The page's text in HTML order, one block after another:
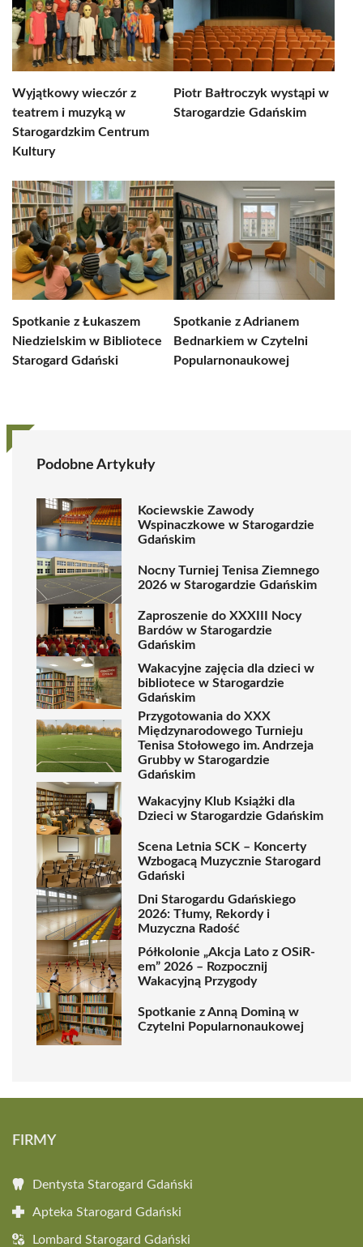
Wyjątkowy wieczór z
teatrem i muzyką w
Starogardzkim Centrum
Kultury
Piotr Bałtroczyk wystąpi w
Starogardzie Gdańskim
Spotkanie z Łukaszem
Niedzielskim w Bibliotece
Starogard Gdański
Spotkanie z Adrianem
Bednarkiem w Czytelni
Popularnonaukowej
Podobne Artykuły
Kociewskie Zawody
Wspinaczkowe w Starogardzie
Gdańskim
Nocny Turniej Tenisa Ziemnego
2026 w Starogardzie Gdańskim
Zaproszenie do XXXIII Nocy
Bardów w Starogardzie
Gdańskim
Wakacyjne zajęcia dla dzieci w
bibliotece w Starogardzie
Gdańskim
Przygotowania do XXX
Międzynarodowego Turnieju
Tenisa Stołowego im. Andrzeja
Grubby w Starogardzie
Gdańskim
Wakacyjny Klub Książki dla
Dzieci w Starogardzie Gdańskim
Scena Letnia SCK – Koncerty
Wzbogacą Muzycznie Starogard
Gdański
Dni Starogardu Gdańskiego
2026: Tłumy, Rekordy i
Muzyczna Radość
Półkolonie „Akcja Lato z OSiR-
em” 2026 – Rozpocznij
Wakacyjną Przygody
Spotkanie z Anną Dominą w
Czytelni Popularnonaukowej
FIRMY
Dentysta Starogard Gdański
Apteka Starogard Gdański
Lombard Starogard Gdański